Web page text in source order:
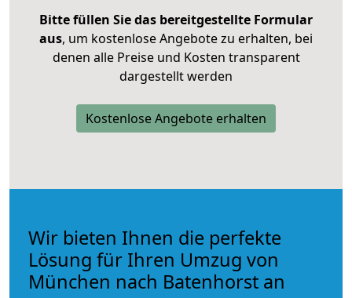
Bitte füllen Sie das bereitgestellte Formular
aus, um kostenlose Angebote zu erhalten, bei
denen alle Preise und Kosten transparent
dargestellt werden
Kostenlose Angebote erhalten
Wir bieten Ihnen die perfekte
Lösung für Ihren Umzug von
München nach Batenhorst an